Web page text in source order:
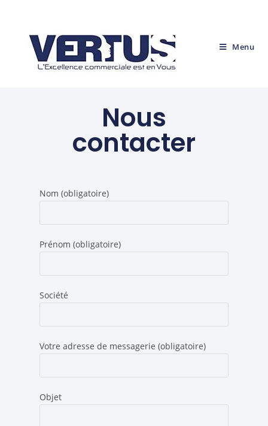
Menu
Nous
contacter
Nom (obligatoire)
Prénom (obligatoire)
Société
Votre adresse de messagerie (obligatoire)
Objet